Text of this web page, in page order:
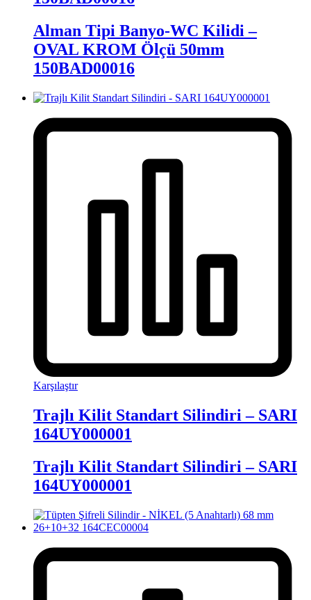
Alman Tipi Banyo-WC Kilidi –
OVAL KROM Ölçü 50mm
150BAD00016
Karşılaştır
Trajlı Kilit Standart Silindiri – SARI
164UY000001
Trajlı Kilit Standart Silindiri – SARI
164UY000001